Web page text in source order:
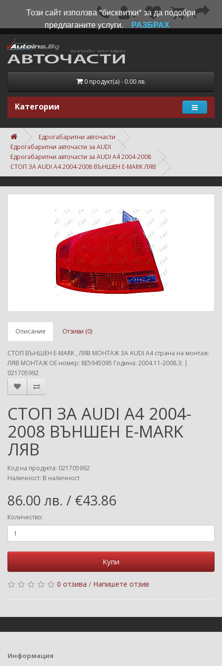
0 продукт(а) - 0.00 лв.
Категории
Едрогабаритни авточасти
Едрогабаритни авточасти за AUDI
Едрогабаритни авточасти за AUDI A4 2004-2008
СТОП ЗА AUDI A4 2004-2008 ВЪНШЕН E-MARK ЛЯВ
Описание Отзиви (0)
СТОП ВЪНШЕН E-MARK , ЛЯВ МОНТАЖ ЗА AUDI A4 страна на монтаж:
ЛЯВ МОНТАЖ ОЕ номер: 8E5945095 Година: 2004.11-2008.3; |
021705992
СТОП ЗА AUDI A4 2004-
2008 ВЪНШЕН E-MARK
ЛЯВ
Код на продукта: 021705992
Наличност: В наличност
86.00 лв. / €43.86
Количество:
Купи
0 отзива / Напишете отзив
Информация
Този сайт използва "бисквитки" за да подобри
предлаганите услуги.
РАЗБРАХ